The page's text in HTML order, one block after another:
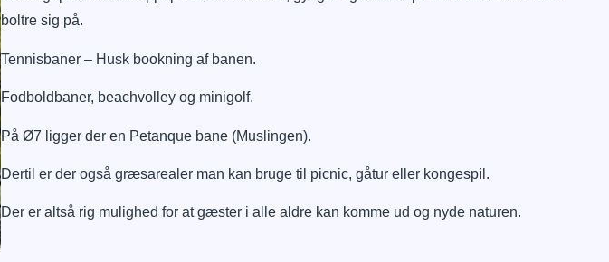
boltre sig på.
Tennisbaner – Husk bookning af banen.
Fodboldbaner, beachvolley og minigolf.
På Ø7 ligger der en Petanque bane (Muslingen).
Dertil er der også græsarealer man kan bruge til picnic, gåtur eller kongespil.
Der er altså rig mulighed for at gæster i alle aldre kan komme ud og nyde naturen.